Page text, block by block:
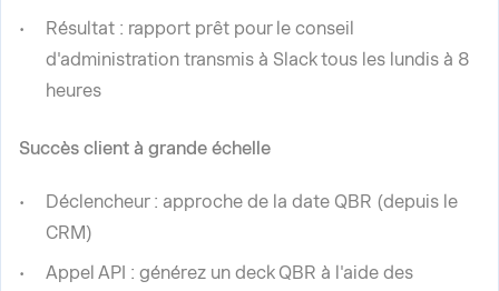
Résultat : rapport prêt pour le conseil
d'administration transmis à Slack tous les lundis à 8
heures
Succès client à grande échelle
Déclencheur : approche de la date QBR (depuis le
CRM)
Appel API : générez un deck QBR à l'aide des